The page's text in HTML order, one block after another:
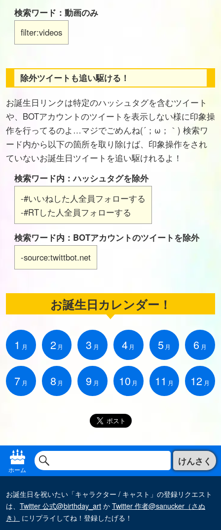
検索ワード：動画のみ
filter:videos
除外ツイートも追い駆ける！
お誕生日リンクは特定のハッシュタグを含むツイート
や、BOTアカウントのツイートを表示しない様に印象操
作を行ってるのよ…マジでごめんね(´；ω；｀) 検索ワ
ード内から以下の箇所を取り除けば、印象操作をされ
ていないお誕生日ツイートを追い駆けれるよ！
検索ワード内：ハッシュタグを除外
-#いいねした人全員フォローする
-#RTした人全員フォローする
検索ワード内：BOTアカウントのツイートを除外
-source:twittbot.net
お誕生日カレンダー！
1 月 2 月 3 月 4 月 5 月 6 月
7 月 8 月 9 月 10 月 11 月 12 月
ホーム
けんさく
お誕生日を祝いたい「キャラクター / キャスト」の登録リクエスト
は、 Twitter 公式@birthday_artかTwitter 作者@sanucker（さぬ
き）
にリプライしてね！登録したげる！